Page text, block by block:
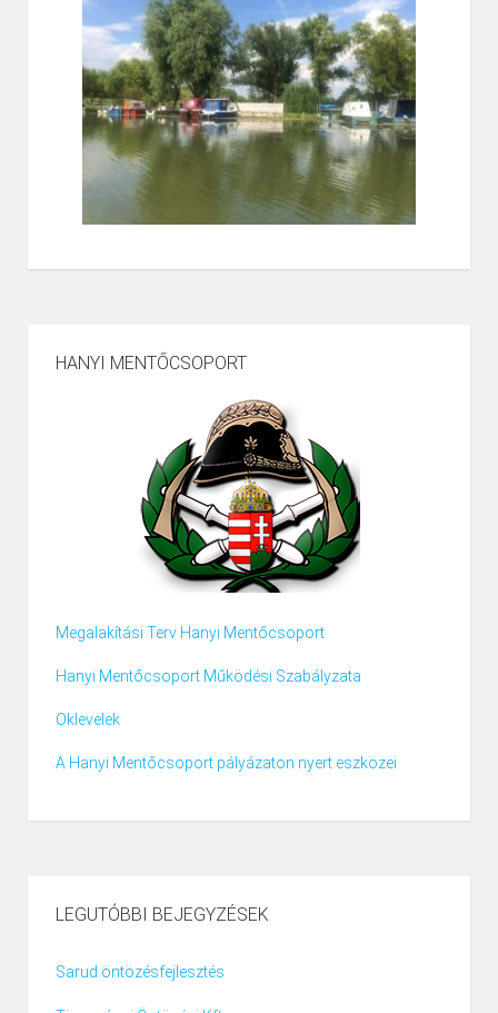
HANYI MENTŐCSOPORT
Megalakítási Terv Hanyi Mentőcsoport
Hanyi Mentőcsoport Működési Szabályzata
Oklevelek
A Hanyi Mentőcsoport pályázaton nyert eszközei
LEGUTÓBBI BEJEGYZÉSEK
Sarud öntözésfejlesztés